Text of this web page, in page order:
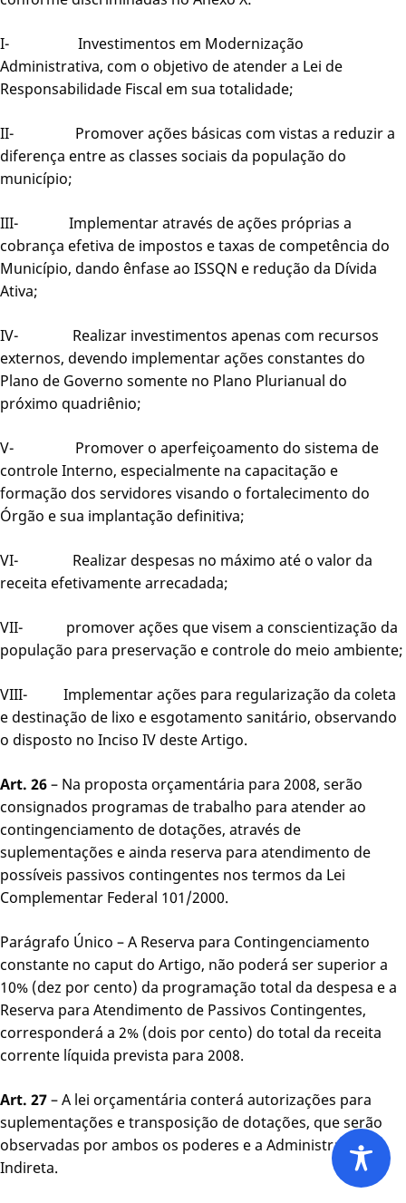
I- Investimentos em Modernização
Administrativa, com o objetivo de atender a Lei de
Responsabilidade Fiscal em sua totalidade;
II- Promover ações básicas com vistas a reduzir a
diferença entre as classes sociais da população do
município;
III- Implementar através de ações próprias a
cobrança efetiva de impostos e taxas de competência do
Município, dando ênfase ao ISSQN e redução da Dívida
Ativa;
IV- Realizar investimentos apenas com recursos
externos, devendo implementar ações constantes do
Plano de Governo somente no Plano Plurianual do
próximo quadriênio;
V- Promover o aperfeiçoamento do sistema de
controle Interno, especialmente na capacitação e
formação dos servidores visando o fortalecimento do
Órgão e sua implantação definitiva;
VI- Realizar despesas no máximo até o valor da
receita efetivamente arrecadada;
VII- promover ações que visem a conscientização da
população para preservação e controle do meio ambiente;
VIII- Implementar ações para regularização da coleta
e destinação de lixo e esgotamento sanitário, observando
o disposto no Inciso IV deste Artigo.
Art. 26– Na proposta orçamentária para 2008, serão
consignados programas de trabalho para atender ao
contingenciamento de dotações, através de
suplementações e ainda reserva para atendimento de
possíveis passivos contingentes nos termos da Lei
Complementar Federal 101/2000.
Parágrafo Único – A Reserva para Contingenciamento
constante no caput do Artigo, não poderá ser superior a
10% (dez por cento) da programação total da despesa e a
Reserva para Atendimento de Passivos Contingentes,
corresponderá a 2% (dois por cento) do total da receita
corrente líquida prevista para 2008.
Art. 27– A lei orçamentária conterá autorizações para
suplementações e transposição de dotações, que serão
observadas por ambos os poderes e a Administração
Indireta.